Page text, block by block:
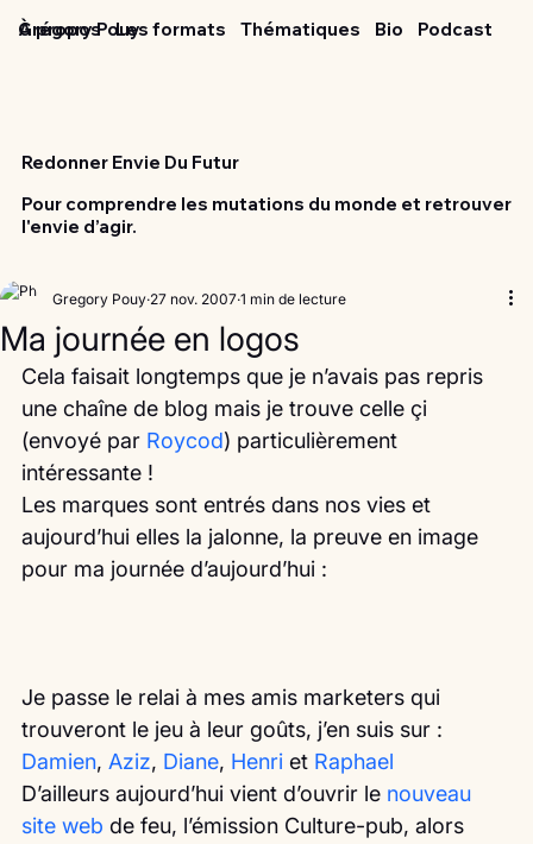
Grégory Pouy
À propos Les formats Thématiques Podcast
Bio
Redonner Envie Du Futur
Pour comprendre les mutations du monde et retrouver
l'envie d’agir.
Ma journée en logos
Gregory Pouy 27 nov. 2007 1 min de lecture
Cela faisait longtemps que je n’avais pas repris
une chaîne de blog mais je trouve celle çi
(envoyé par Roycod) particulièrement
intéressante !
Les marques sont entrés dans nos vies et
aujourd’hui elles la jalonne, la preuve en image
pour ma journée d’aujourd’hui :
Je passe le relai à mes amis marketers qui
trouveront le jeu à leur goûts, j’en suis sur :
Damien, Aziz, Diane, Henri et Raphael
D’ailleurs aujourd’hui vient d’ouvrir le nouveau
site web de feu, l’émission Culture-pub, alors